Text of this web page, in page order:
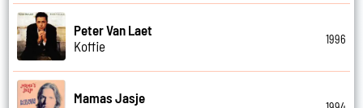
Peter Van Laet
Koffie
1996
Mamas Jasje